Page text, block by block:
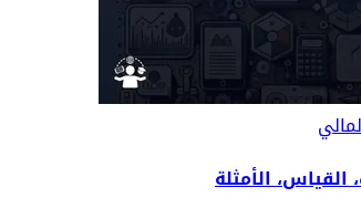
القياس، الأمثلة